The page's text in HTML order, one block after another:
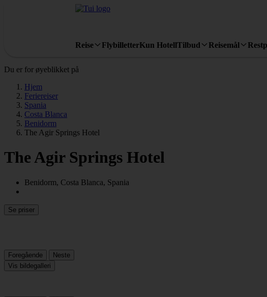
Reise FlybilletterKun HotellTilbud Reisemål
Du er for øyeblikket på
Hjem
Feriereiser
Spania
Costa Blanca
Benidorm
The Agir Springs Hotel
The Agir Springs Hotel
Benidorm, Costa Blanca, Spania
Se priser
Foregående
Neste
Vis bildegalleri